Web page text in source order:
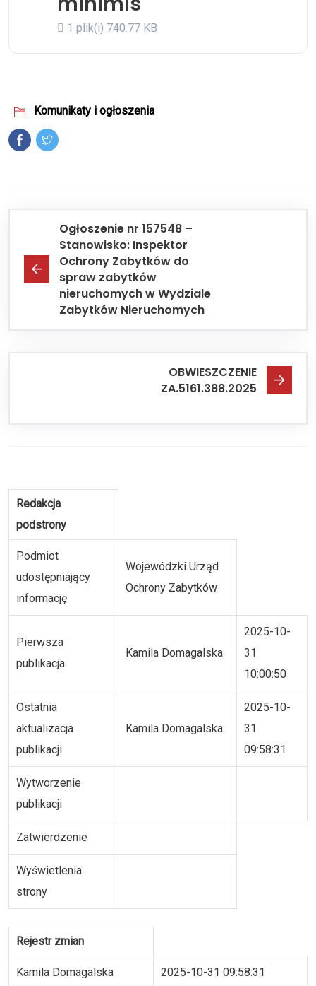
1 plik(i) 740.77 KB
Komunikaty i ogłoszenia
Ogłoszenie nr 157548 –
Stanowisko: Inspektor
Ochrony Zabytków do
spraw zabytków
nieruchomych w Wydziale
Zabytków Nieruchomych
OBWIESZCZENIE
ZA.5161.388.2025
Redakcja
podstrony
Podmiot
udostępniający
informację
Wojewódzki Urząd
Ochrony Zabytków
Pierwsza
publikacja
Kamila Domagalska
2025-10-
31
10:00:50
Ostatnia
aktualizacja
publikacji
Kamila Domagalska
2025-10-
31
09:58:31
Wytworzenie
publikacji
Zatwierdzenie
Wyświetlenia
strony
Rejestr zmian
Kamila Domagalska 2025-10-31 09:58:31